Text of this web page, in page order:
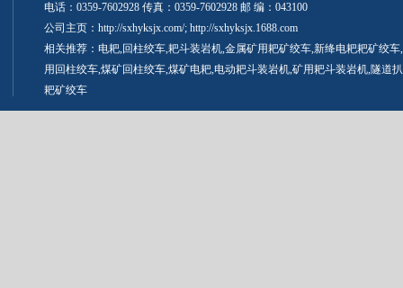
电话：0359-7602928 传真：0359-7602928 邮 编：043100
公司主页：http://sxhyksjx.com/; http://sxhyksjx.1688.com
相关推荐： 电耙,回柱绞车,耙斗装岩机,金属矿用耙矿绞车,新绛电耙耙矿绞车,
用回柱绞车,煤矿回柱绞车,煤矿电耙,电动耙斗装岩机,矿用耙斗装岩机,隧道
耙矿绞车